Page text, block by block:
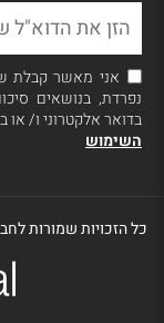
אני מאשר קבלת
נפרדת, בנושאים
בדואר אלקטרוני ו/ או
השימוש
כל הזכויות שמורות